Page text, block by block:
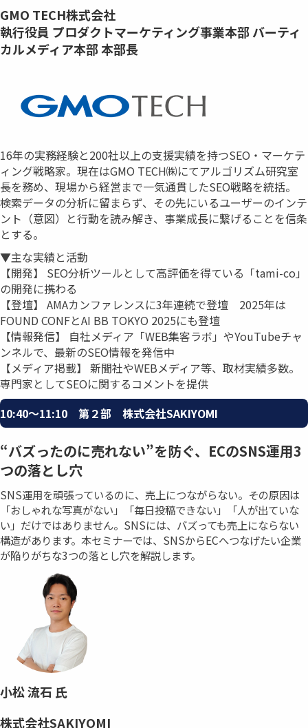
GMO TECH株式会社
執行役員 プロダクトマーケティング事業本部 バーティ
カルメディア本部 本部長
16年の実務経験と200社以上の支援実績を持つSEO・マーケテ
ィング戦略家。現在はGMO TECH㈱にてアルゴリズム研究室
長を務め、現場から経営まで一気通貫したSEO戦略を統括。
検索データの分析に留まらず、その先にいるユーザーのインテ
ント（意図）と行動を読み解き、事業成長に繋げることを信条
とする。
▼主な実績と活動
【開発】 SEO分析ツールとして高評価を得ている「tami-co」
の開発に携わる
【登壇】 AMAカンファレンスに3年連続で登壇 2025年は
FOUND CONFとAI BB TOKYO 2025にも登壇
【情報発信】 自社メディア「WEB集客ラボ」やYouTubeチャ
ンネルで、最新のSEO情報を発信中
【メディア掲載】 新聞社やWEBメディア等、取材実績多数。
専門家としてSEOに関するコメントを提供
10:40〜11:10 第２部 株式会社SAKIYOMI
“バズったのに売れない”を防ぐ、ECのSNS運用3
つの落とし穴
SNS運用を頑張っているのに、売上につながらない。その原因は
「おしゃれな写真がない」「毎日投稿できない」「人が出ていな
い」だけではありません。SNSには、バズっても売上にならない
構造があります。本セミナーでは、SNSからECへつなげたい企業
が陥りがちな3つの落とし穴を解説します。
小松 流石 氏
株式会社SAKIYOMI